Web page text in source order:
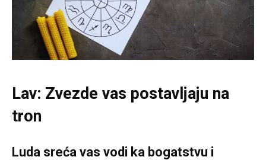
Lav: Zvezde vas postavljaju na
tron
Luda sreća vas vodi ka bogatstvu i